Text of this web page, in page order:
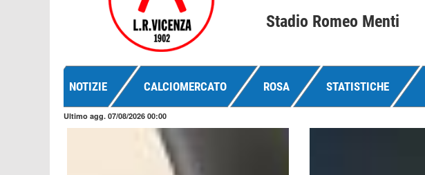
Stadio Romeo Menti
NOTIZIE CALCIOMERCATO ROSA STATISTICHE
Ultimo agg. 07/08/2026 00:00